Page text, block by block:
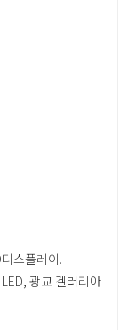
스플레이.
광교 겔러리아